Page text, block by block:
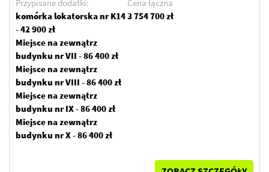
biznesowych.
Kamienica Piłsudskiego 5 to więcej niż nieruchomość. To
odrestaurowana część historii Rzeszowa – prestiżowy
adres do życia, prowadzenia działalności lub
ulokowania kapitału w wyjątkowym miejscu o
ponadczasowej wartości.
Przypisane dodatki:
komórka lokatorska nr K14
- 42 900 zł
Miejsce na zewnątrz
budynku nr VII - 86 400 zł
Miejsce na zewnątrz
budynku nr VIII - 86 400 zł
Miejsce na zewnątrz
budynku nr IX - 86 400 zł
Miejsce na zewnątrz
budynku nr X - 86 400 zł
Cena łączna
3 754 700 zł